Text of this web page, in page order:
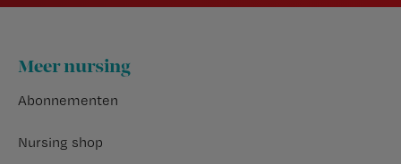
Footer
Meer nursing
Abonnementen
Nursing shop